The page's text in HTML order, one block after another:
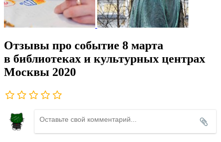
Отзывы про событие 8 марта
в библиотеках и культурных центрах
Москвы 2020